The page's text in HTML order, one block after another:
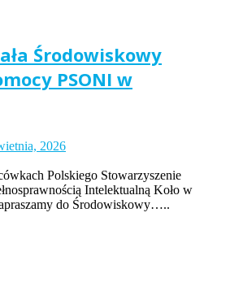
Środowiskowy
PSONI w
2026
Polskiego Stowarzyszenie
Intelektualną Koło w
do Środowiskowy…..